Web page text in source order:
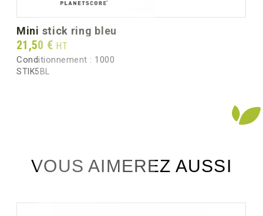
mini stick ring bleu
Prix
21,50 € HT
Conditionnement : 1000
STIK5BL
VOUS AIMEREZ AUSSI